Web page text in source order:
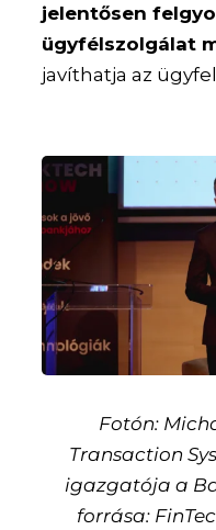
jelentősen
ügyfélszolgálat
javíthatja az
Fotón:
Transaction
igazgatója a
forrása: